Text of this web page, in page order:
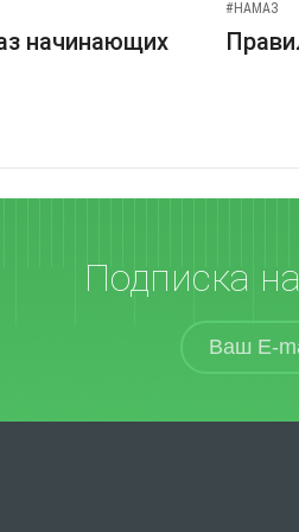
начинающих
#НАМАЗ
Подписка